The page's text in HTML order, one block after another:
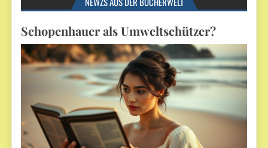
Schopenhauer als Umweltschützer?